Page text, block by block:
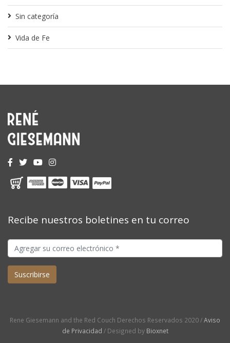
Sin categoría
Vida de Fe
Recibe nuestros boletines en tu correo
Rene Giesemann and the Red Couch Derechos Reservados 2020 /Aviso
de Privacidad / Designed by Bioxnet